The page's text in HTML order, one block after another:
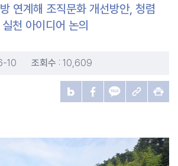
연계해 조직문화 개선방안, 청렴
실천 아이디어 논의
10 조회수 : 10,609